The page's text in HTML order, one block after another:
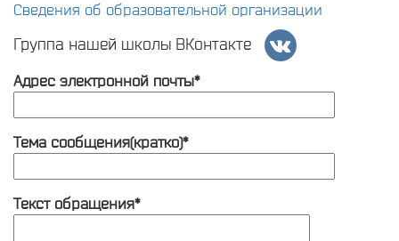
Сведения об образовательной организации
Группа нашей школы ВКонтакте
Адрес электронной почты*
Тема сообщения(кратко)*
Текст обращения*